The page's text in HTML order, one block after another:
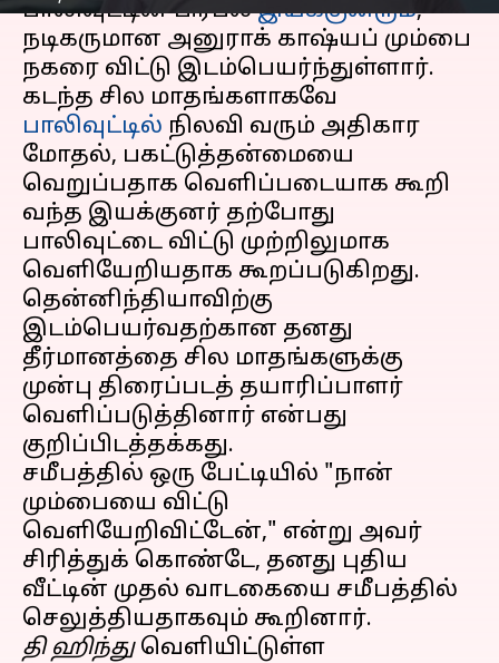
பாலிவுட்டின் பிரபலஇயக்குனரும்,
நடிகருமான அனுராக் காஷ்யப் மும்பை
நகரை விட்டு இடம்பெயர்ந்துள்ளார்.
கடந்த சில மாதங்களாகவே
பாலிவுட்டில் நிலவி வரும் அதிகார
மோதல், பகட்டுத்தன்மையை
வெறுப்பதாக வெளிப்படையாக கூறி
வந்த இயக்குனர் தற்போது
பாலிவுட்டை விட்டு முற்றிலுமாக
வெளியேறியதாக கூறப்படுகிறது.
தென்னிந்தியாவிற்கு
இடம்பெயர்வதற்கான தனது
தீர்மானத்தை சில மாதங்களுக்கு
முன்பு திரைப்படத் தயாரிப்பாளர்
வெளிப்படுத்தினார் என்பது
குறிப்பிடத்தக்கது.
சமீபத்தில் ஒரு பேட்டியில் "நான்
மும்பையை விட்டு
வெளியேறிவிட்டேன்," என்று அவர்
சிரித்துக் கொண்டே, தனது புதிய
வீட்டின் முதல் வாடகையை சமீபத்தில்
தி ஹிந்துவெளியிட்டுள்ள